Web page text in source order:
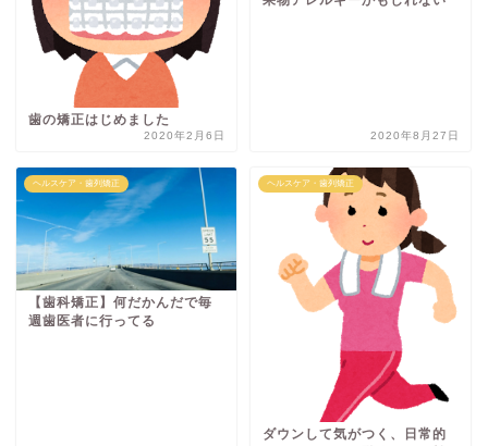
歯の矯正はじめました
2020年2月6日 2020年8月27日
ヘルスケア・歯列矯正
【歯科矯正】何だかんだで毎
週歯医者に行ってる
ヘルスケア・歯列矯正
ダウンして気がつく、日常的